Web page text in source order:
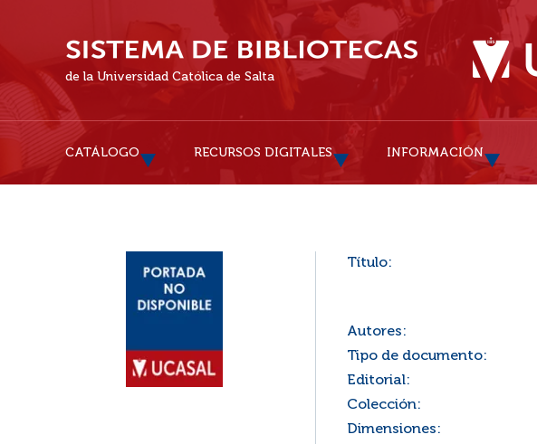
de la Universidad Católica de Salta
CATÁLOGO RECURSOS DIGITALES INFORMACIÓN
Título:
Autores:
Tipo de documento:
Editorial:
Colección:
Dimensiones: